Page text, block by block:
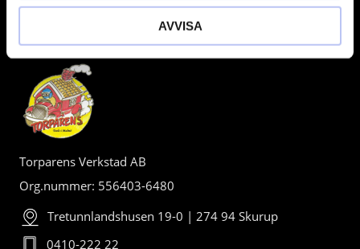
AVVISA
Torparens Verkstad AB
Org.nummer: 556403-6480
Tretunnlandshusen 19-0 | 274 94 Skurup
0410-222 22